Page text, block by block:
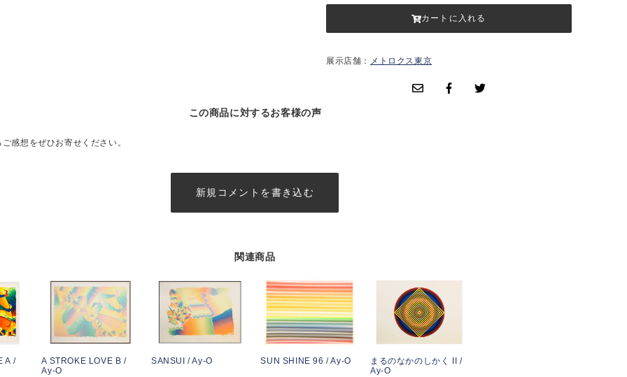
カートに入れる
展示店舗： メトロクス東京
この商品に対するお客様の声
感想をぜひお寄せください。
新規コメントを書き込む
関連商品
A /
A STROKE LOVE B /
Ay-O
SANSUI / Ay-O SUN SHINE 96 / Ay-O
まるのなかのしかく II /
Ay-O